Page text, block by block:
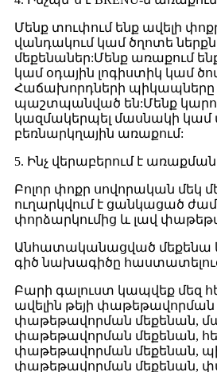
Մենք տուփում ենք ավելի
վանդակում կամ ծղոտե
մեքենաներ:Մենք առաքում ենք
կամ օդային լոգիստիկ կամ
Հաճախորդների պիկապները
պաշտպանված են:Մենք
կազմակերպել մասնակի կամ
բեռնարկղային առաքում:
5. Ինչ վերաբերում է
Բոլոր փոքր սովորական մեկ
ուղարկվում է ցանկացած
փորձարկումից և լավ
Անհատականացված մեքենա
գիծ նախագիծը
Բարի գալուստ կապվեք մեզ
ավելին թեյի փաթեթավորման
փաթեթավորման մեքենան,
փաթեթավորման մեքենան,
փաթեթավորման մեքենան,
փաթեթավորման մեքենան,